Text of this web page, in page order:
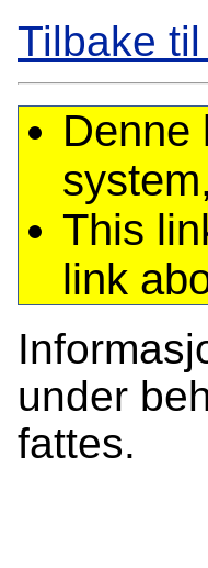
Tilbake
Denne
This
link
under
fattes.